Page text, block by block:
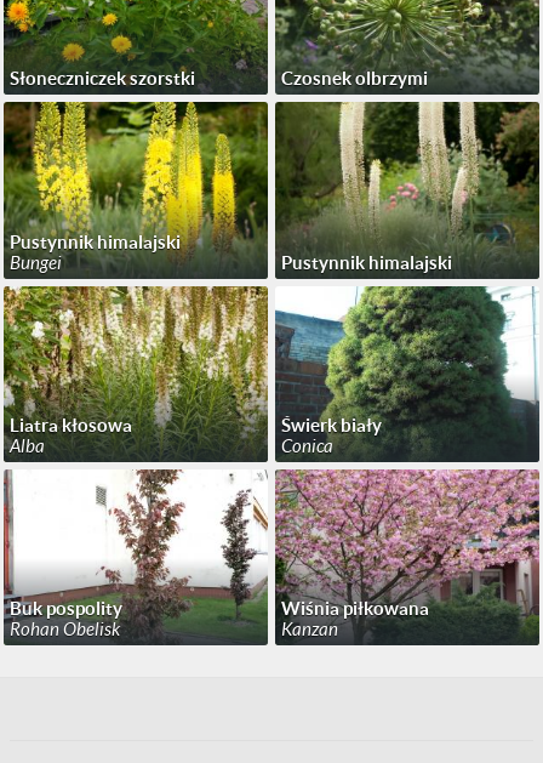
Słoneczniczek szorstki Czosnek olbrzymi
Pustynnik himalajski
Bungei
Pustynnik himalajski
Liatra kłosowa
Alba
Świerk biały
Conica
Buk pospolity
Rohan Obelisk
Wiśnia piłkowana
Kanzan